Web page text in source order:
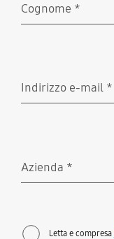
Cognome *
Indirizzo e-mail *
Azienda *
Letta e compresa